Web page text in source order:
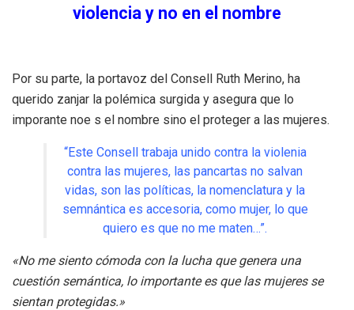
violencia y no en el nombre
Por su parte, la portavoz del Consell Ruth Merino, ha
querido zanjar la polémica surgida y asegura que lo
imporante noe s el nombre sino el proteger a las mujeres.
“Este Consell trabaja unido contra la violenia
contra las mujeres, las pancartas no salvan
vidas, son las políticas, la nomenclatura y la
semnántica es accesoria, como mujer, lo que
quiero es que no me maten…”.
«No me siento cómoda con la lucha que genera una
cuestión semántica, lo importante es que las mujeres se
sientan protegidas.»